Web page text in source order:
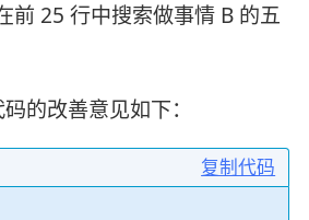
前 25 行中搜索做事情 B 的五
的改善意见如下：
复制代码